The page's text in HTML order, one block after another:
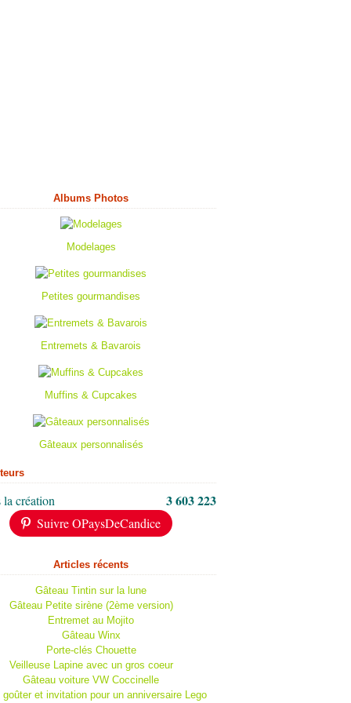
Albums Photos
Modelages
Petites gourmandises
Entremets & Bavarois
Muffins & Cupcakes
Gâteaux personnalisés
création 3 603 223
Suivre OPaysDeCandice
Articles récents
Gâteau Tintin sur la lune
Gâteau Petite sirène (2ème version)
Entremet au Mojito
Gâteau Winx
Porte-clés Chouette
Veilleuse Lapine avec un gros coeur
Gâteau voiture VW Coccinelle
et invitation pour un anniversaire Lego